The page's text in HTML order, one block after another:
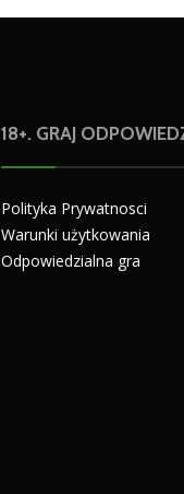
18+. GRAJ
Polityka Prywatnosci
Warunki użytkowania
Odpowiedzialna gra